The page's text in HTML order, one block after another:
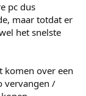
pc dus
maar totdat er
het snelste
komen over een
vervangen /